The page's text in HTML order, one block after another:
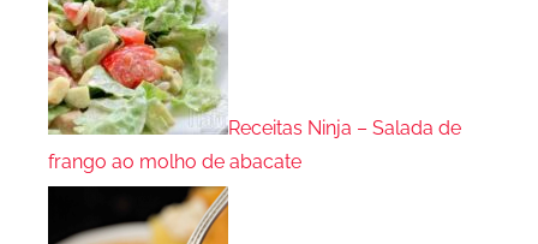
Receitas Ninja – Salada de
frango ao molho de abacate